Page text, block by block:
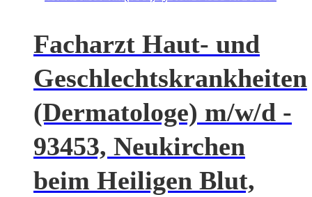
Facharzt Haut- und
Geschlechtskrankheiten
(Dermatologe) m/w/d -
93453, Neukirchen
beim Heiligen Blut,